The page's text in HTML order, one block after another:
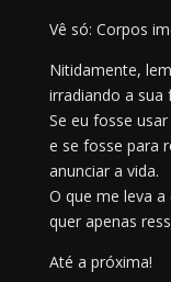
Vê só: Corpos
Nitidamente,
irradiando a sua
Se eu fosse
e se fosse para
anunciar a vida.
O que me leva
quer apenas
Até a próxima!